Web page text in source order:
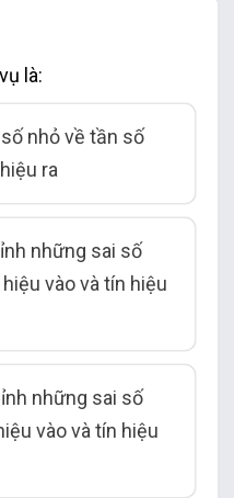
là:
nhỏ về tần số
ra
những sai số
vào và tín hiệu
những sai số
vào và tín hiệu